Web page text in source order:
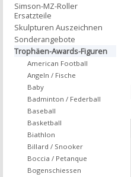
Simson-MZ-Roller
Ersatzteile
Skulpturen Auszeichnen
Sonderangebote
Trophäen-Awards-Figuren
American Football
Angeln / Fische
Baby
Badminton / Federball
Baseball
Basketball
Biathlon
Billard / Snooker
Boccia / Petanque
Bogenschiessen